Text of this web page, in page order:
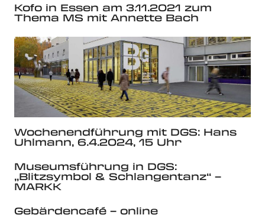
Kofo in Essen am 3.11.2021 zum
Thema MS mit Annette Bach
Wochenendführung mit DGS: Hans
Uhlmann, 6.4.2024, 15 Uhr
Museumsführung in DGS:
„Blitzsymbol & Schlangentanz“ –
MARKK
Gebärdencafé – online